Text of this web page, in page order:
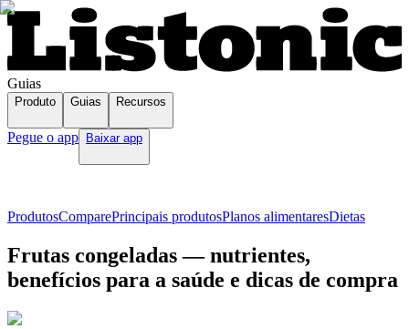
Guias
Produto Guias Recursos
Pegue o app Baixar app
ProdutosComparePrincipais produtosPlanos alimentaresDietas
Frutas congeladas — nutrientes,
benefícios para a saúde e dicas de compra